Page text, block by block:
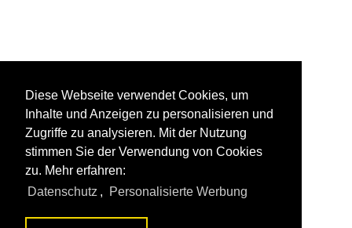
Diese Webseite verwendet Cookies, um
Inhalte und Anzeigen zu personalisieren und
Zugriffe zu analysieren. Mit der Nutzung
stimmen Sie der Verwendung von Cookies
zu. Mehr erfahren:
Datenschutz , Personalisierte Werbung